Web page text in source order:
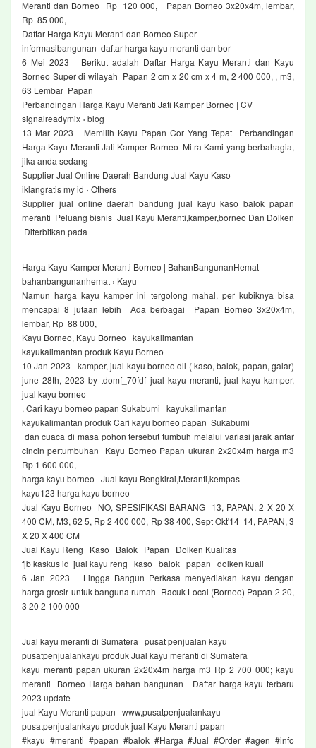
Meranti dan Borneo Rp 120 000, Papan Borneo 3x20x4m, lembar,
Rp 85 000,
Daftar Harga Kayu Meranti dan Borneo Super
informasibangunan daftar harga kayu meranti dan bor
6 Mei 2023 Berikut adalah Daftar Harga Kayu Meranti dan Kayu
Borneo Super di wilayah Papan 2 cm x 20 cm x 4 m, 2 400 000, , m3,
63 Lembar Papan
Perbandingan Harga Kayu Meranti Jati Kamper Borneo | CV
signalreadymix › blog
13 Mar 2023 Memilih Kayu Papan Cor Yang Tepat Perbandingan
Harga Kayu Meranti Jati Kamper Borneo Mitra Kami yang berbahagia,
jika anda sedang
Supplier Jual Online Daerah Bandung Jual Kayu Kaso
iklangratis my id › Others
Supplier jual online daerah bandung jual kayu kaso balok papan
meranti Peluang bisnis Jual Kayu Meranti,kamper,borneo Dan Dolken
Diterbitkan pada
Harga Kayu Kamper Meranti Borneo | BahanBangunanHemat
bahanbangunanhemat › Kayu
Namun harga kayu kamper ini tergolong mahal, per kubiknya bisa
mencapai 8 jutaan lebih Ada berbagai Papan Borneo 3x20x4m,
lembar, Rp 88 000,
Kayu Borneo, Kayu Borneo kayukalimantan
kayukalimantan produk Kayu Borneo
10 Jan 2023 kamper, jual kayu borneo dll ( kaso, balok, papan, galar)
june 28th, 2023 by tdomf_70fdf jual kayu meranti, jual kayu kamper,
jual kayu borneo
, Cari kayu borneo papan Sukabumi kayukalimantan
kayukalimantan produk Cari kayu borneo papan Sukabumi
dan cuaca di masa pohon tersebut tumbuh melalui variasi jarak antar
cincin pertumbuhan Kayu Borneo Papan ukuran 2x20x4m harga m3
Rp 1 600 000,
harga kayu borneo Jual kayu Bengkirai,Meranti,kempas
kayu123 harga kayu borneo
Jual Kayu Borneo NO, SPESIFIKASI BARANG 13, PAPAN, 2 X 20 X
400 CM, M3, 62 5, Rp 2 400 000, Rp 38 400, Sept Okt'14 14, PAPAN, 3
X 20 X 400 CM
Jual Kayu Reng Kaso Balok Papan Dolken Kualitas
fjb kaskus id jual kayu reng kaso balok papan dolken kuali
6 Jan 2023 Lingga Bangun Perkasa menyediakan kayu dengan
harga grosir untuk banguna rumah Racuk Local (Borneo) Papan 2 20,
3 20 2 100 000
Jual kayu meranti di Sumatera pusat penjualan kayu
pusatpenjualankayu produk Jual kayu meranti di Sumatera
kayu meranti papan ukuran 2x20x4m harga m3 Rp 2 700 000; kayu
meranti Borneo Harga bahan bangunan Daftar harga kayu terbaru
2023 update
jual Kayu Meranti papan www,pusatpenjualankayu
pusatpenjualankayu produk jual Kayu Meranti papan
#kayu #meranti #papan #balok #Harga #Jual #Order #agen #info